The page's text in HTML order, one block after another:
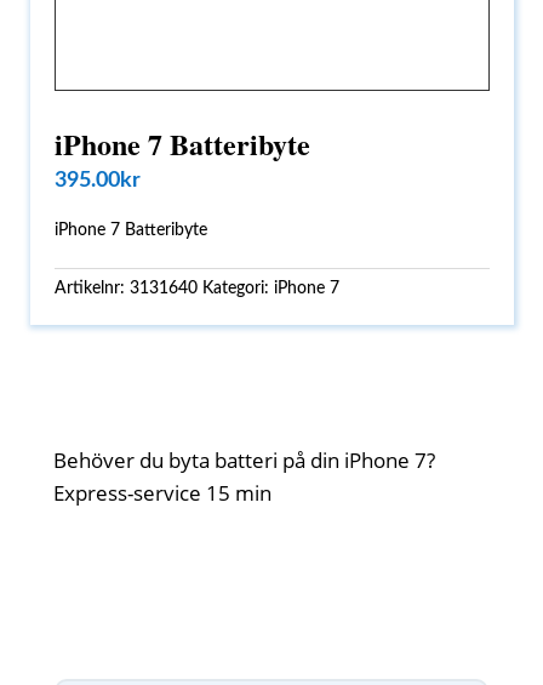
iPhone 7 Batteribyte
395.00kr
iPhone 7 Batteribyte
Artikelnr:3131640 Kategori:iPhone 7
Behöver du byta batteri på din iPhone 7?
Express-service 15 min